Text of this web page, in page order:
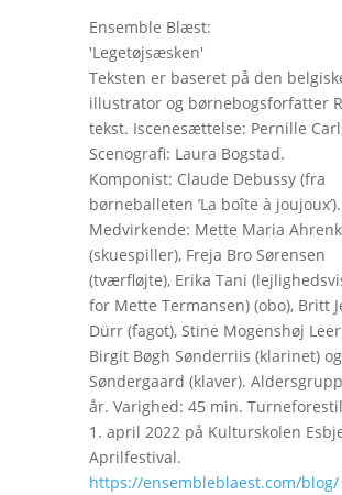
Ensemble Blæst:
'Legetøjsæsken'
Teksten er baseret på den
illustrator og børnebogsforfatter
tekst. Iscenesættelse: Pernille
Scenografi: Laura Bogstad.
Komponist: Claude Debussy (fra
børneballeten ’La boîte à joujoux’).
Medvirkende: Mette Maria
(skuespiller), Freja Bro Sørensen
(tværfløjte), Erika Tani
for Mette Termansen) (obo), Britt
Dürr (fagot), Stine Mogenshøj
Birgit Bøgh Sønderriis (klarinet)
Søndergaard (klaver).
år. Varighed: 45 min.
1. april 2022 på Kulturskolen
Aprilfestival.
https://ensembleblaest.com/blog/